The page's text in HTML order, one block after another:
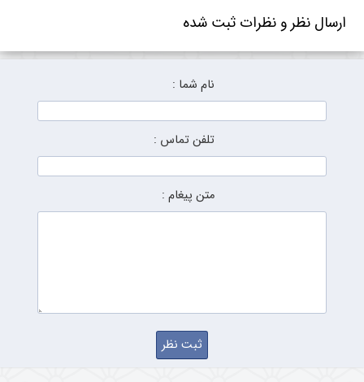
ارسال نظر و نظرات ثبت شده
نام شما :
تلفن تماس :
متن پیغام :